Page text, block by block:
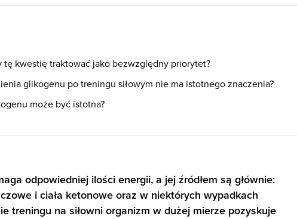
tę kwestię traktować jako bezwzględny priorytet?
glikogenu po treningu siłowym nie ma istotnego znaczenia?
może być istotna?
odpowiedniej ilości energii, a jej źródłem są głównie:
i ciała ketonowe oraz w niektórych wypadkach
treningu na siłowni organizm w dużej mierze pozyskuje